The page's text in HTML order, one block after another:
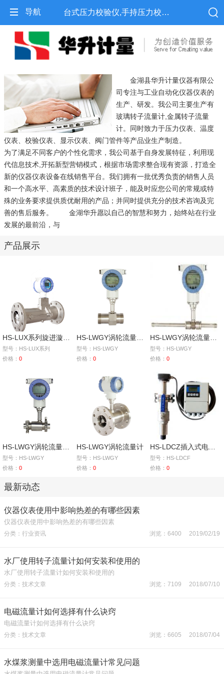
导航 台式压力校验仪,手持压力校验仪,便携式压力校验仪-金湖县华升计量仪器有限公司
金湖县华升计量仪器有限公
司专注与工业自动化仪器仪表的
生产、研发。我公司主要生产有
玻璃转子流量计,金属转子流量
计。同时致力于压力仪表、温度
仪表、校验仪表、显示仪表、阀门管件等产品业生产制造。
为了满足不同客户的个性化需求，我公司基于自身发展特征，利用现
代信息技术,开拓新型营销模式，根据市场需求整合现有资源，打造全
新的仪器仪表设备在线销售平台。我们拥有一批优秀负责的销售人员
和一个高水平、高素质的技术设计班子，能及时应您公司的常规或特
殊的业务要求提供质优耐用的产品；并同时提供充分的技术咨询及完
善的售后服务。 金湖华升愿以自己的智慧和努力，始终站在行业
发展的最前沿，与
产品展示
型号：HS-LUX系列
价格： 0
HS-LWGY涡轮流量计（螺纹连接）
型号：HS-LWGY
价格： 0
型号：HS-LWGY
价格：0
型号：HS-LWGY
价格： 0
HS-LWGY涡轮流量计
型号：HS-LWGY
价格： 0
型号：HS-LDCF
价格：0
最新动态
仪器仪表使用中影响热差的有哪些因素
仪器仪表使用中影响热差的有哪些因素
分类：行业资讯 浏览：6400 2019/02/19
水厂使用转子流量计如何安装和使用的
水厂使用转子流量计如何安装和使用的
分类：技术文章 浏览：7109 2018/07/10
电磁流量计如何选择有什么诀窍
电磁流量计如何选择有什么诀窍
分类：技术文章 浏览：6605 2018/07/04
水煤浆测量中选用电磁流量计常见问题